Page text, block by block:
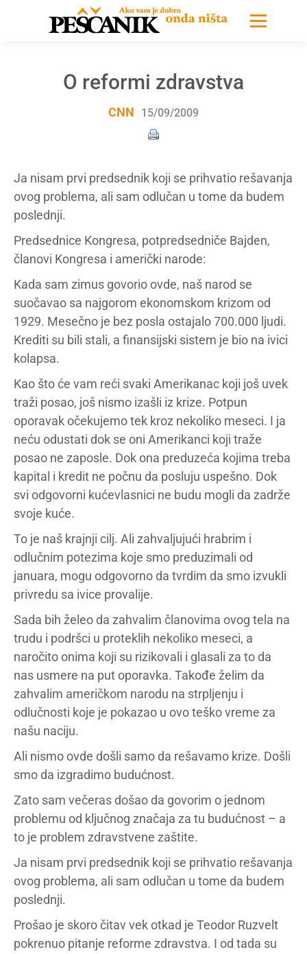
O reformi zdravstva
CNN 15/09/2009
Ja nisam prvi predsednik koji se prihvatio rešavanja
ovog problema, ali sam odlučan u tome da budem
poslednji.
Predsednice Kongresa, potpredsedniče Bajden,
članovi Kongresa i američki narode:
Kada sam zimus govorio ovde, naš narod se
suočavao sa najgorom ekonomskom krizom od
1929. Mesečno je bez posla ostajalo 700.000 ljudi.
Krediti su bili stali, a finansijski sistem je bio na ivici
kolapsa.
Kao što će vam reći svaki Amerikanac koji još uvek
traži posao, još nismo izašli iz krize. Potpun
oporavak očekujemo tek kroz nekoliko meseci. I ja
neću odustati dok se oni Amerikanci koji traže
posao ne zaposle. Dok ona preduzeća kojima treba
kapital i kredit ne počnu da posluju uspešno. Dok
svi odgovorni kućevlasnici ne budu mogli da zadrže
svoje kuće.
To je naš krajnji cilj. Ali zahvaljujući hrabrim i
odlučnim potezima koje smo preduzimali od
januara, mogu odgovorno da tvrdim da smo izvukli
privredu sa ivice provalije.
Sada bih želeo da zahvalim članovima ovog tela na
trudu i podršci u proteklih nekoliko meseci, a
naročito onima koji su rizikovali i glasali za to da
nas usmere na put oporavka. Takođe želim da
zahvalim američkom narodu na strpljenju i
odlučnosti koje je pokazao u ovo teško vreme za
našu naciju.
Ali nismo ovde došli samo da rešavamo krize. Došli
smo da izgradimo budućnost.
Zato sam večeras došao da govorim o jednom
problemu od ključnog značaja za tu budućnost – a
to je problem zdravstvene zaštite.
Ja nisam prvi predsednik koji se prihvatio rešavanja
ovog problema, ali sam odlučan u tome da budem
poslednji.
Prošao je skoro čitav vek otkad je Teodor Ruzvelt
pokrenuo pitanje reforme zdravstva. I od tada su